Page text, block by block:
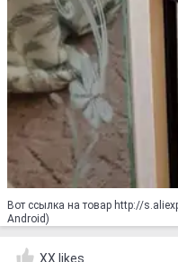
Вот ссылка на товар http://
Android)
XX likes